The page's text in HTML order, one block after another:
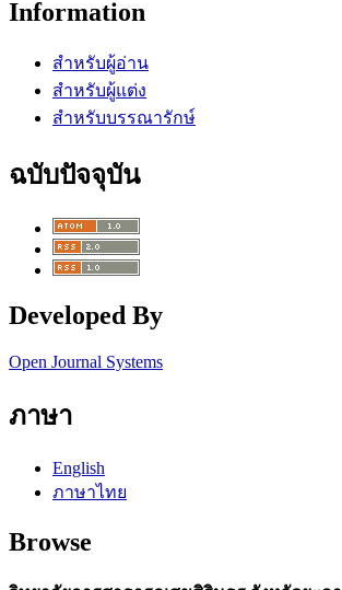
Information
สำหรับผู้อ่าน
สำหรับผู้แต่ง
สำหรับบรรณารักษ์
ฉบับปัจจุบัน
Developed By
Open Journal Systems
ภาษา
English
ภาษาไทย
Browse